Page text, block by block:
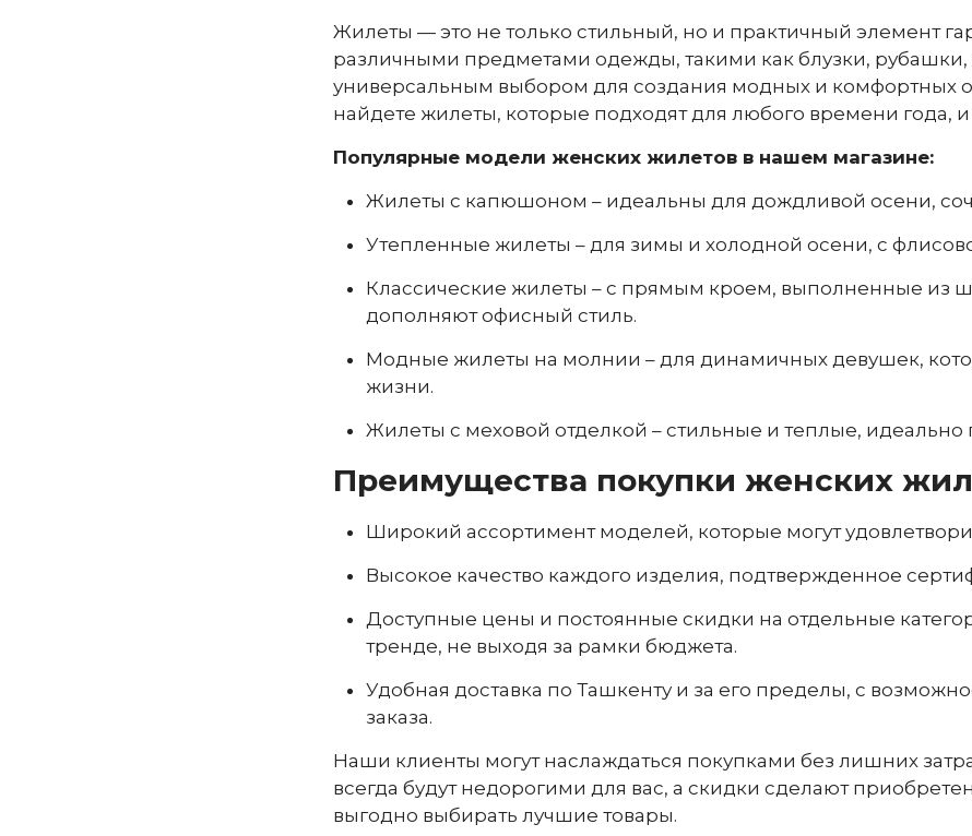
Жилеты — это не только стильный, но и практичный элемент
различными предметами одежды, такими как блузки, рубашки,
универсальным выбором для создания модных и комфортных
найдете жилеты, которые подходят для любого времени года,
Популярные модели женских жилетов в нашем магазине:
Жилеты с капюшоном – идеальны для дождливой осени,
Утепленные жилеты – для зимы и холодной осени, с
Классические жилеты – с прямым кроем, выполненные из
дополняют офисный стиль.
Модные жилеты на молнии – для динамичных девушек,
жизни.
Жилеты с меховой отделкой – стильные и теплые, идеально
Преимущества покупки женских
Широкий ассортимент моделей, которые могут
Высокое качество каждого изделия, подтвержденное
Доступные цены и постоянные скидки на отдельные
тренде, не выходя за рамки бюджета.
Удобная доставка по Ташкенту и за его пределы, с
заказа.
Наши клиенты могут наслаждаться покупками без лишних
всегда будут недорогими для вас, а скидки сделают
выгодно выбирать лучшие товары.